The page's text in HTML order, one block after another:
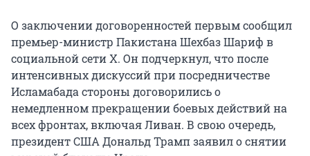
О заключении договоренностей первым сообщил
премьер-министр Пакистана Шехбаз Шариф в
социальной сети X. Он подчеркнул, что после
интенсивных дискуссий при посредничестве
Исламабада стороны договорились о
немедленном прекращении боевых действий на
всех фронтах, включая Ливан. В свою очередь,
президент США Дональд Трамп заявил о снятии